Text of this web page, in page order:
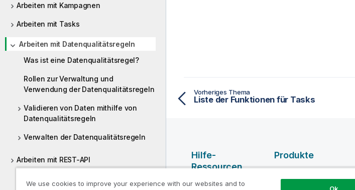
Arbeiten mit Kampagnen
Arbeiten mit Tasks
Arbeiten mit Datenqualitätsregeln
Was ist eine Datenqualitätsregel?
Rollen zur Verwaltung und
Verwendung der Datenqualitätsregeln
Validieren von Daten mithilfe von
Datenqualitätsregeln
Verwalten der Datenqualitätsregeln
Arbeiten mit REST-API
Vorheriges Thema
Liste der Funktionen für Tasks
Hilfe-
Ressourcen
Qlik Hilfe-Videos
Produkte
ON UND -
We use cookies to improve your experience with our websites and to